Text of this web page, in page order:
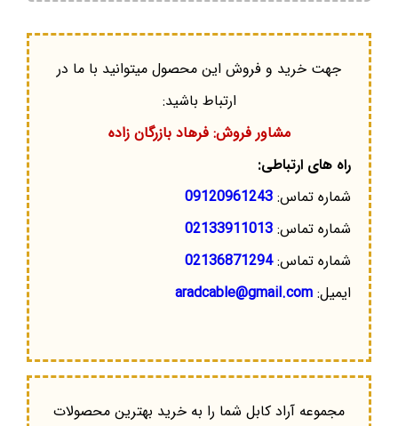
جهت خرید و فروش این محصول میتوانید با ما در
ارتباط باشید:
مشاور فروش: فرهاد بازرگان زاده
راه های ارتباطی:
شماره تماس: 09120961243
شماره تماس: 02133911013
شماره تماس:02136871294
ایمیل: aradcable@gmail.com
مجموعه آراد کابل شما را به خرید بهترین محصولات